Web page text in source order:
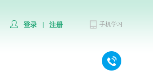
手机学习
登录 注册